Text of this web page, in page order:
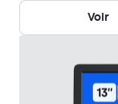
Voir